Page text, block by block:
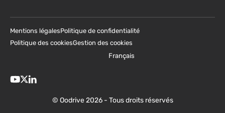
© Oodrive 2026 - Tous droits réservés
Mentions légalesPolitique de confidentialité
Politique des cookiesGestion des cookies
Français